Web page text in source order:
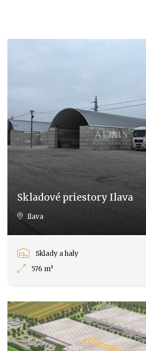
Skladové priestory Ilava
Ilava
Sklady a haly
576 m²